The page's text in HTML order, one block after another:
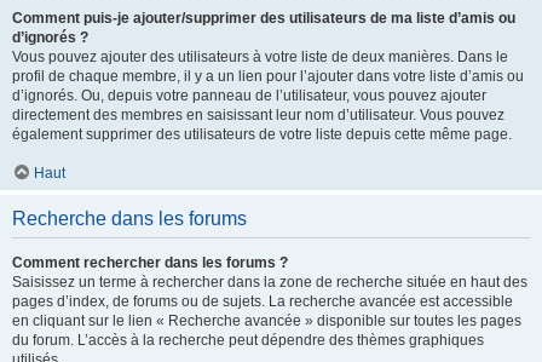
Comment puis-je ajouter/supprimer des utilisateurs de ma liste d’amis ou
d’ignorés ?
Vous pouvez ajouter des utilisateurs à votre liste de deux manières. Dans le
profil de chaque membre, il y a un lien pour l’ajouter dans votre liste d’amis ou
d’ignorés. Ou, depuis votre panneau de l’utilisateur, vous pouvez ajouter
directement des membres en saisissant leur nom d’utilisateur. Vous pouvez
également supprimer des utilisateurs de votre liste depuis cette même page.
Haut
Recherche dans les forums
Comment rechercher dans les forums ?
Saisissez un terme à rechercher dans la zone de recherche située en haut des
pages d’index, de forums ou de sujets. La recherche avancée est accessible
en cliquant sur le lien « Recherche avancée » disponible sur toutes les pages
du forum. L’accès à la recherche peut dépendre des thèmes graphiques